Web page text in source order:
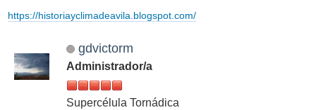
https://historiayclimadeavila.blogspot.com/
gdvictorm
Administrador/a
Supercélula Tornádica